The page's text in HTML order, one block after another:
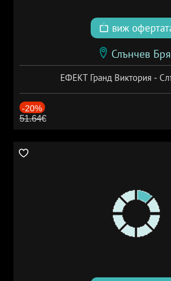
виж
Слънчев
ЕФЕКТ Гранд Виктория -
-20%
51.64€